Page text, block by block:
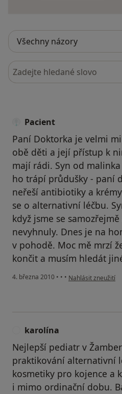
Hledejte v názorech
Pacient
Paní Doktorka je velmi
obě děti a její přístup k
mají rádi. Syn od
ho trápí průdušky - paní
neřeší antibiotiky a
se o alternativní léčbu.
když jsme se
nevyhnuly. Dnes je na
v pohodě. Moc mě mrzí
končit a musím hledát
4. března 2010 • • • podle názoru
Nahlásit zneužití
karolína
Nejlepší pediatr v
praktikování alternativní
kosmetiky pro kojence a
i mimo ordinační dobu.